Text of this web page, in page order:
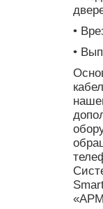
•
•